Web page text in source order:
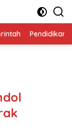
Pendidikan